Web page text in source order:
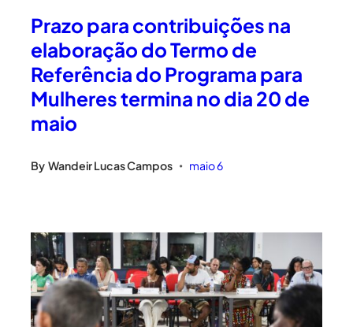
Prazo para contribuições na
elaboração do Termo de
Referência do Programa para
Mulheres termina no dia 20 de
maio
By Wandeir Lucas Campos • maio 6